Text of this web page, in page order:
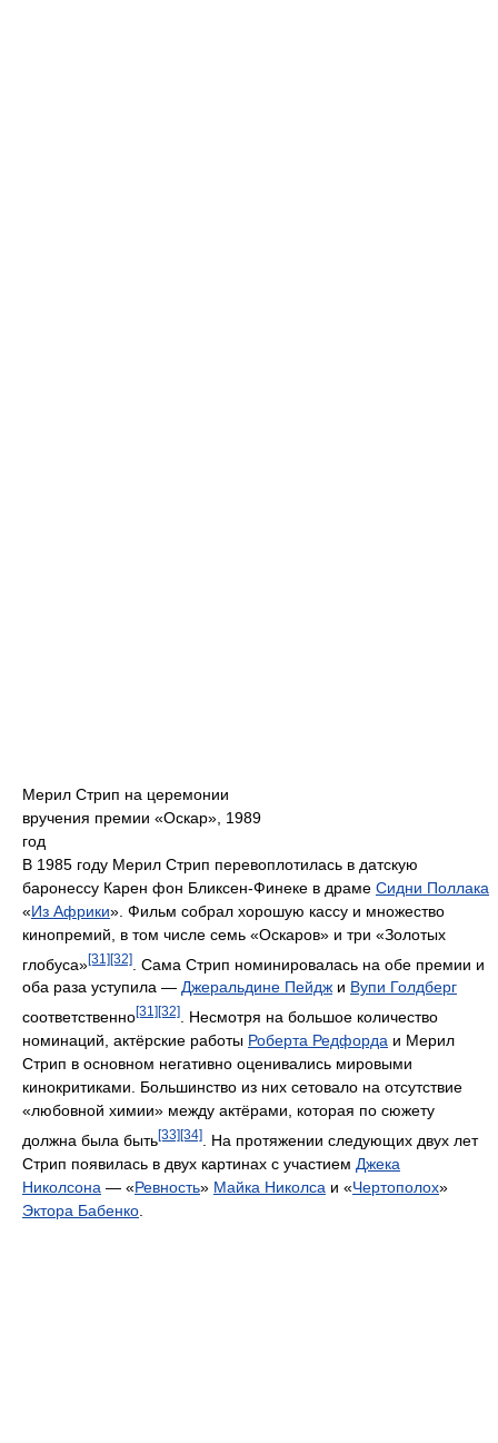
Мерил Стрип на церемонии
вручения премии «Оскар», 1989
год
В 1985 году Мерил Стрип перевоплотилась в датскую
баронессу Карен фон Бликсен-Финеке в драме Сидни Поллака
«Из Африки». Фильм собрал хорошую кассу и множество
кинопремий, в том числе семь «Оскаров» и три «Золотых
глобуса»[31][32]
. Сама Стрип номинировалась на обе премии и
оба раза уступила — Джеральдине Пейдж и Вупи Голдберг
соответственно[31] [32]
. Несмотря на большое количество
номинаций, актёрские работы Роберта Редфорда и Мерил
Стрип в основном негативно оценивались мировыми
кинокритиками. Большинство из них сетовало на отсутствие
«любовной химии» между актёрами, которая по сюжету
должна была быть[33][34]
. На протяжении следующих двух лет
Стрип появилась в двух картинах с участием Джека
Николсона — «Ревность» Майка Николса и «Чертополох»
Эктора Бабенко